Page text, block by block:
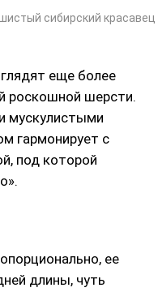
сибирский красавец
еще более
роскошной шерсти.
мускулистыми
гармонирует с
под которой
ее
длины, чуть